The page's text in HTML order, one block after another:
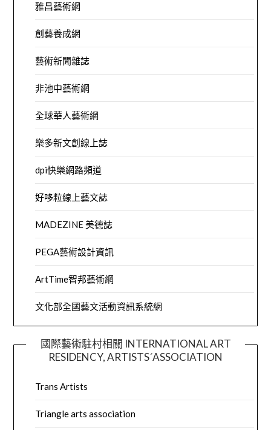
雅昌藝術網
創藝養成網
藝術新聞雜誌
非池中藝術網
全球華人藝術網
樂多新文創線上誌
dpi快樂網路頻道
好哆粒線上藝文誌
MADEZINE 美德誌
PEGA藝術設計資訊
ArtTime智邦藝術網
文化部全國藝文活動資訊系統網
國際藝術駐村相關 INTERNATIONAL ART
RESIDENCY, ARTISTS´ASSOCIATION
Trans Artists
Triangle arts association